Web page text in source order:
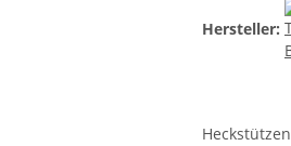
Hersteller:
Heckstützen